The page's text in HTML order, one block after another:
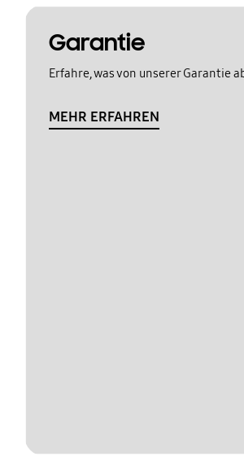
Garantie
Erfahre, was von unserer Garantie
MEHR ERFAHREN